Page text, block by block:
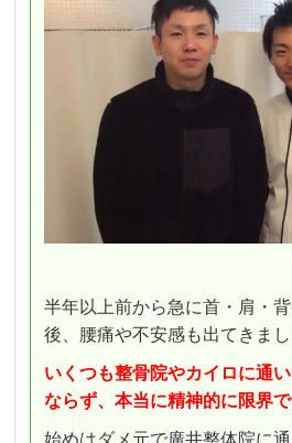
半年以上前から急に首・肩・
後、腰痛や不安感も出てきまし
いくつも整骨院やカイロに通
ならず、本当に精神的に限界で
始めはダメ元で廣井整体院に